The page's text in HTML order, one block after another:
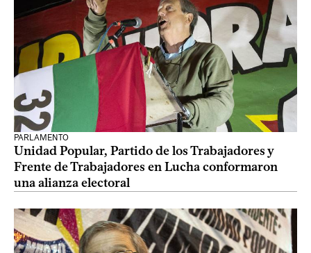
PARLAMENTO
Unidad Popular, Partido de los Trabajadores y
Frente de Trabajadores en Lucha conformaron
una alianza electoral